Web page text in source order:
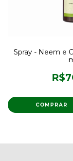
Spray - Neem e